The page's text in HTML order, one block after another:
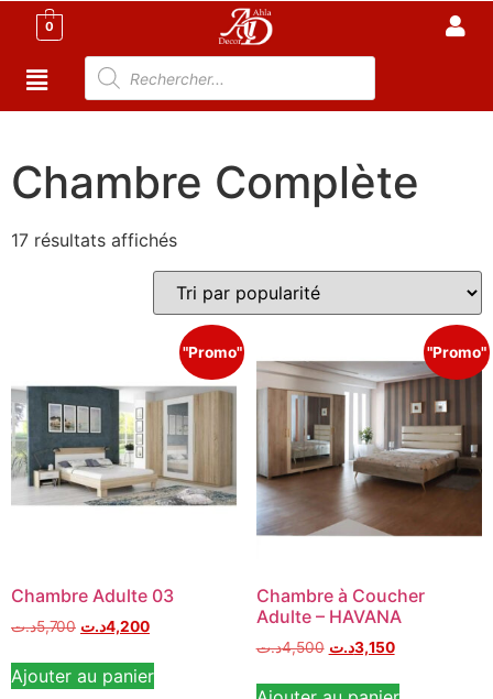
0
Chambre Complète
17 résultats affichés
"Promo"
Chambre Adulte 03
5,700د.ت 4,200د.ت
Ajouter au panier
"Promo"
Chambre à Coucher
Adulte – HAVANA
4,500د.ت 3,150د.ت